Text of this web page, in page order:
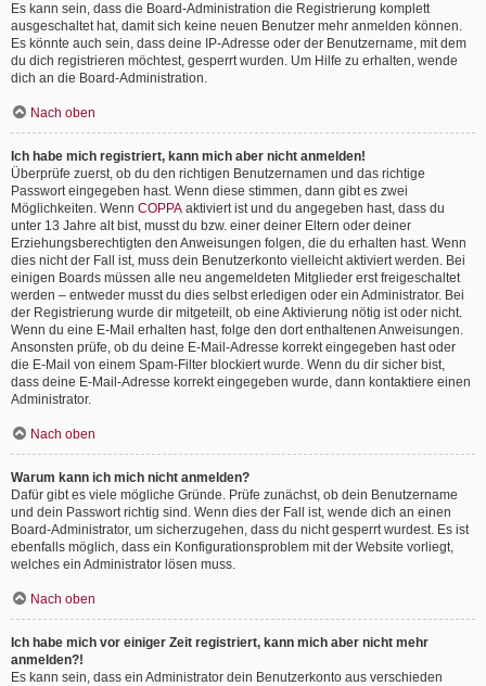
Es kann sein, dass die Board-Administration die Registrierung komplett
ausgeschaltet hat, damit sich keine neuen Benutzer mehr anmelden können.
Es könnte auch sein, dass deine IP-Adresse oder der Benutzername, mit dem
du dich registrieren möchtest, gesperrt wurden. Um Hilfe zu erhalten, wende
dich an die Board-Administration.
Nach oben
Ich habe mich registriert, kann mich aber nicht anmelden!
Überprüfe zuerst, ob du den richtigen Benutzernamen und das richtige
Passwort eingegeben hast. Wenn diese stimmen, dann gibt es zwei
Möglichkeiten. Wenn COPPA aktiviert ist und du angegeben hast, dass du
unter 13 Jahre alt bist, musst du bzw. einer deiner Eltern oder deiner
Erziehungsberechtigten den Anweisungen folgen, die du erhalten hast. Wenn
dies nicht der Fall ist, muss dein Benutzerkonto vielleicht aktiviert werden. Bei
einigen Boards müssen alle neu angemeldeten Mitglieder erst freigeschaltet
werden – entweder musst du dies selbst erledigen oder ein Administrator. Bei
der Registrierung wurde dir mitgeteilt, ob eine Aktivierung nötig ist oder nicht.
Wenn du eine E-Mail erhalten hast, folge den dort enthaltenen Anweisungen.
Ansonsten prüfe, ob du deine E-Mail-Adresse korrekt eingegeben hast oder
die E-Mail von einem Spam-Filter blockiert wurde. Wenn du dir sicher bist,
dass deine E-Mail-Adresse korrekt eingegeben wurde, dann kontaktiere einen
Administrator.
Nach oben
Warum kann ich mich nicht anmelden?
Dafür gibt es viele mögliche Gründe. Prüfe zunächst, ob dein Benutzername
und dein Passwort richtig sind. Wenn dies der Fall ist, wende dich an einen
Board-Administrator, um sicherzugehen, dass du nicht gesperrt wurdest. Es ist
ebenfalls möglich, dass ein Konfigurationsproblem mit der Website vorliegt,
welches ein Administrator lösen muss.
Nach oben
Ich habe mich vor einiger Zeit registriert, kann mich aber nicht mehr
anmelden?!
Es kann sein, dass ein Administrator dein Benutzerkonto aus verschieden